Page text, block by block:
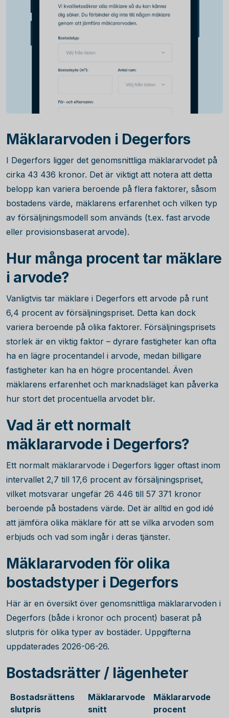
Mäklararvoden i Degerfors
I Degerfors ligger det genomsnittliga mäklararvodet på
cirka 43 436 kronor. Det är viktigt att notera att detta
belopp kan variera beroende på flera faktorer, såsom
bostadens värde, mäklarens erfarenhet och vilken typ
av försäljningsmodell som används (t.ex. fast arvode
eller provisionsbaserat arvode).
Hur många procent tar mäklare
i arvode?
Vanligtvis tar mäklare i Degerfors ett arvode på runt
6,4 procent av försäljningspriset. Detta kan dock
variera beroende på olika faktorer. Försäljningsprisets
storlek är en viktig faktor – dyrare fastigheter kan ofta
ha en lägre procentandel i arvode, medan billigare
fastigheter kan ha en högre procentandel. Även
mäklarens erfarenhet och marknadsläget kan påverka
hur stort det procentuella arvodet blir.
Vad är ett normalt
mäklararvode i Degerfors?
Ett normalt mäklararvode i Degerfors ligger oftast inom
intervallet 2,7 till 17,6 procent av försäljningspriset,
vilket motsvarar ungefär 26 446 till 57 371 kronor
beroende på bostadens värde. Det är alltid en god idé
att jämföra olika mäklare för att se vilka arvoden som
erbjuds och vad som ingår i deras tjänster.
Mäklararvoden för olika
bostadstyper i Degerfors
Här är en översikt över genomsnittliga mäklararvoden i
Degerfors (både i kronor och procent) baserat på
slutpris för olika typer av bostäder. Uppgifterna
uppdaterades 2026-06-26.
Bostadsrätter / lägenheter
Bostadsrättens
slutpris
Mäklararvode
snitt
Mäklararvode
procent